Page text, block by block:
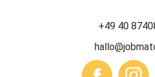
+49 40